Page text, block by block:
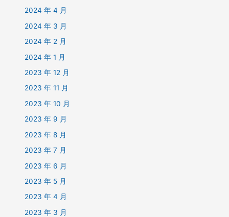
2024 年 4 月
2024 年 3 月
2024 年 2 月
2024 年 1 月
2023 年 12 月
2023 年 11 月
2023 年 10 月
2023 年 9 月
2023 年 8 月
2023 年 7 月
2023 年 6 月
2023 年 5 月
2023 年 4 月
2023 年 3 月